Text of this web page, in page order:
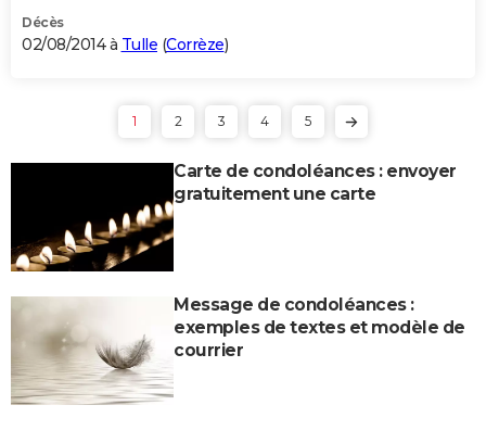
Décès
02/08/2014 à Tulle (Corrèze)
1 2 3 4 5
Carte de condoléances : envoyer
gratuitement une carte
Message de condoléances :
exemples de textes et modèle de
courrier